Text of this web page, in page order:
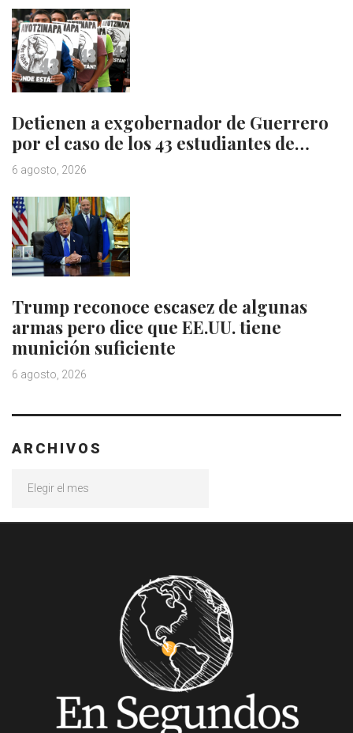
Detienen a exgobernador de Guerrero
por el caso de los 43 estudiantes de…
6 agosto, 2026
Trump reconoce escasez de algunas
armas pero dice que EE.UU. tiene
munición suficiente
6 agosto, 2026
ARCHIVOS